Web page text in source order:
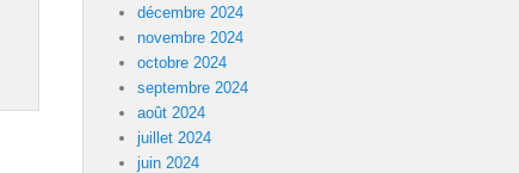
décembre 2024
novembre 2024
octobre 2024
septembre 2024
août 2024
juillet 2024
juin 2024